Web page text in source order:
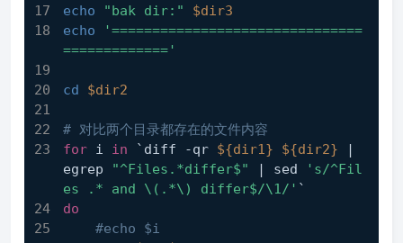
echo
"bak dir:"
$dir3
echo
'===============================
============='
cd $dir2
# 对比两个目录都存在的文件内容
for i in `diff -qr ${dir1} ${dir2} |
egrep
"^Files.*differ$" | sed
's/^Fil
es .* and \(.*\) differ$/\1/' `
do
#echo $i